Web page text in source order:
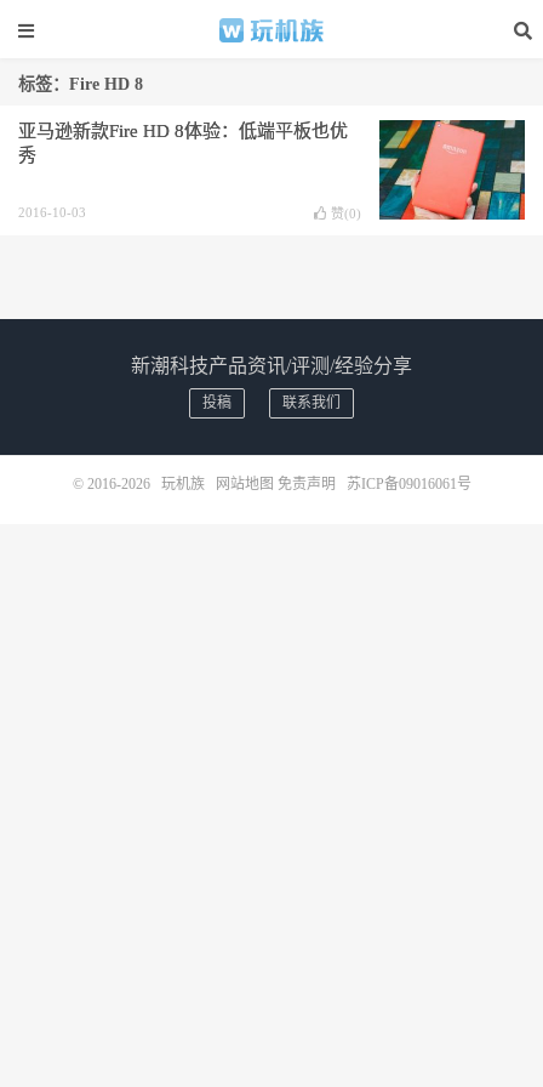
标签：Fire HD 8
亚马逊新款Fire HD 8体验：低端平板也优
秀
2016-10-03 赞(0)
新潮科技产品资讯/评测/经验分享
投稿 联系我们
© 2016-2026 玩机族 网站地图 免责声明 苏ICP备09016061号